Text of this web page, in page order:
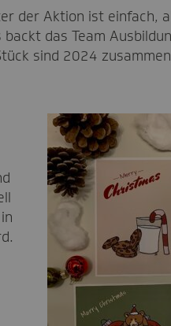
der Aktion ist einfach,
das Team
sind 2024